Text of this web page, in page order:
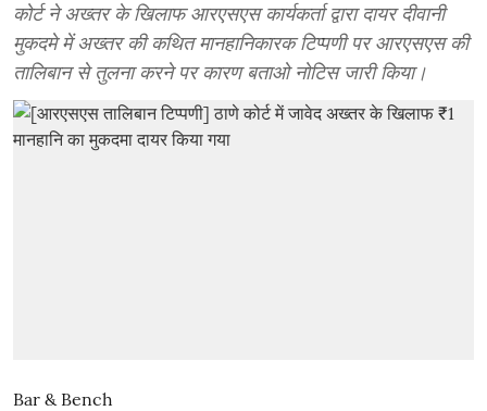
कोर्ट ने अख्तर के खिलाफ आरएसएस कार्यकर्ता द्वारा दायर दीवानी
मुकदमे में अख्तर की कथित मानहानिकारक टिप्पणी पर आरएसएस की
तालिबान से तुलना करने पर कारण बताओ नोटिस जारी किया।
Bar & Bench